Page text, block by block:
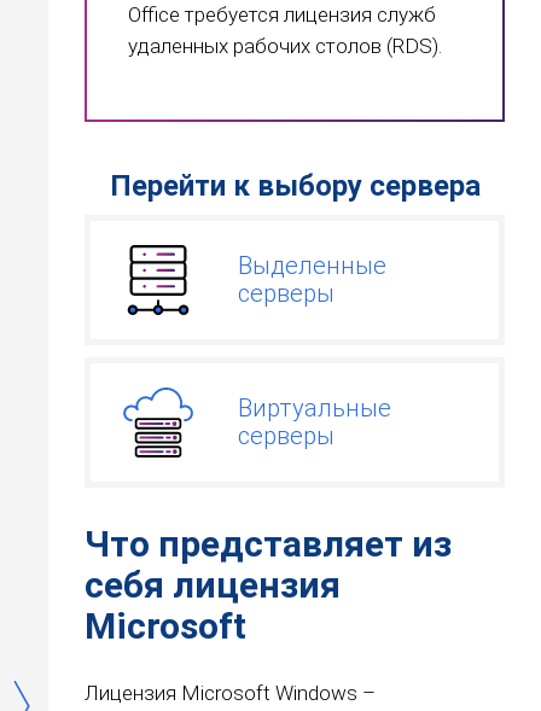
Office требуется лицензия служб
удаленных рабочих столов (RDS).
Перейти к выбору сервера
Выделенные
серверы
Виртуальные
серверы
Что представляет из
себя лицензия
Microsoft
Лицензия Microsoft Windows –